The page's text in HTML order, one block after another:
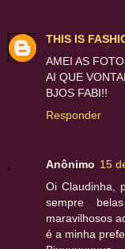
THIS IS
AMEI AS
AI QUE
BJOS FABI!!
Responder
Anônimo 15
Oi Claudinha,
sempre
maravilhosos
é a minha